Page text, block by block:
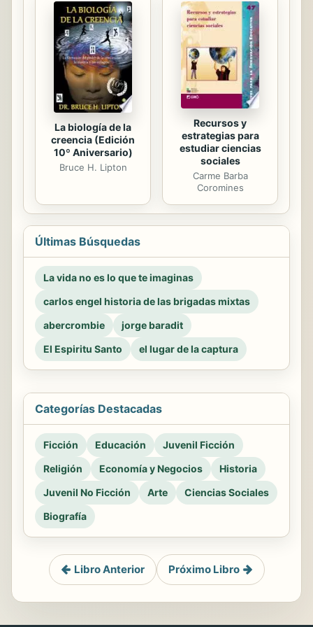
La biología de la
creencia (Edición
10º Aniversario)
Bruce H. Lipton
Recursos y
estrategias para
estudiar ciencias
sociales
Carme Barba
Coromines
Últimas Búsquedas
La vida no es lo que te imaginas
carlos engel historia de las brigadas mixtas
abercrombie
jorge baradit
El Espiritu Santo
el lugar de la captura
Categorías Destacadas
Ficción Educación
Juvenil Ficción
Religión
Economía y Negocios
Historia
Juvenil No Ficción
Arte
Ciencias Sociales
Biografía
Libro Anterior Próximo Libro